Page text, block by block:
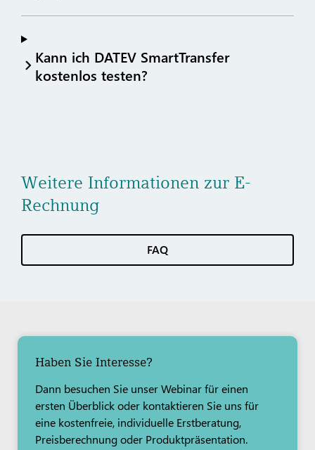
Kann ich DATEV SmartTransfer
kostenlos testen?
Weitere Informationen zur E-
Rechnung
FAQ
Haben Sie Interesse?
Dann besuchen Sie unser Webinar für einen
ersten Überblick oder kontaktieren Sie uns für
eine kostenfreie, individuelle Erstberatung,
Preisberechnung oder Produktpräsentation.